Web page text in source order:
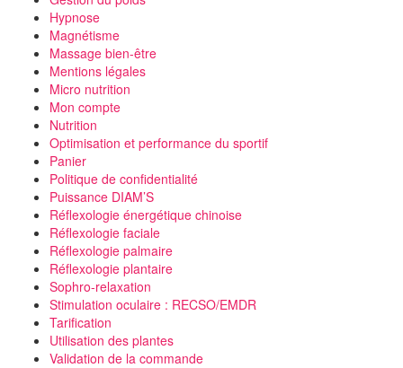
Hypnose
Magnétisme
Massage bien-être
Mentions légales
Micro nutrition
Mon compte
Nutrition
Optimisation et performance du sportif
Panier
Politique de confidentialité
Puissance DIAM’S
Réflexologie énergétique chinoise
Réflexologie faciale
Réflexologie palmaire
Réflexologie plantaire
Sophro-relaxation
Stimulation oculaire : RECSO/EMDR
Tarification
Utilisation des plantes
Validation de la commande